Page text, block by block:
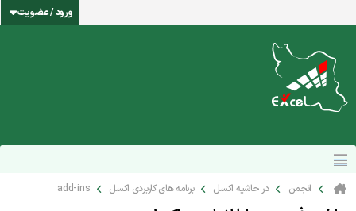
ورود / عضویت
انجمن در حاشیه اکسل برنامه های کاربردی اکسل add-ins